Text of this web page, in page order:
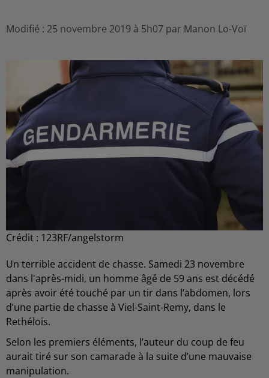
Modifié : 25 novembre 2019 à 5h07 par Manon Lo-Voï
Crédit : 123RF/angelstorm
Un terrible accident de chasse. Samedi 23 novembre
dans l'après-midi, un homme âgé de 59 ans est décédé
après avoir été touché par un tir dans l’abdomen, lors
d’une partie de chasse à Viel-Saint-Remy, dans le
Rethélois.
Selon les premiers éléments, l’auteur du coup de feu
aurait tiré sur son camarade à la suite d’une mauvaise
manipulation.